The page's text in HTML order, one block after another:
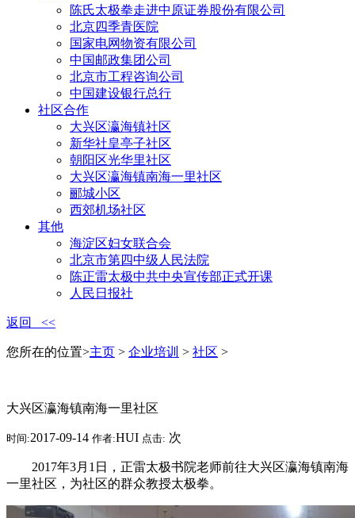
陈氏太极拳走进中原证券股份有限公司
北京四季青医院
国家电网物资有限公司
中国邮政集团公司
北京市工程咨询公司
中国建设银行总行
社区合作
大兴区瀛海镇社区
新华社皇亭子社区
朝阳区光华里社区
大兴区瀛海镇南海一里社区
郦城小区
西郊机场社区
其他
海淀区妇女联合会
北京市第四中级人民法院
陈正雷太极中共中央宣传部正式开课
人民日报社
返回 <<
您所在的位置>主页 > 企业培训 > 社区 >
大兴区瀛海镇南海一里社区
时间:2017-09-14 作者:HUI 点击: 次
2017年3月1日，正雷太极书院老师前往大兴区瀛海镇南海
一里社区，为社区的群众教授太极拳。